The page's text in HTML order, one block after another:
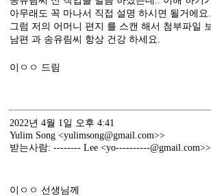
아무래도 꼭 마나서 직접 설명 하시면 될거에요.
그럼 저의 어머니 편지 를 스캔 해서 첨부파일
남편 과 송유림씨 항상 건강 하세요.
이ㅇㅇ 드림
2022년 4월 1일 오후 4:41
Yulim Song <yulimsong@gmail.com>>
받는사람: -------- Lee <yo----------@gmail.com>>
이ㅇㅇ 선생님께